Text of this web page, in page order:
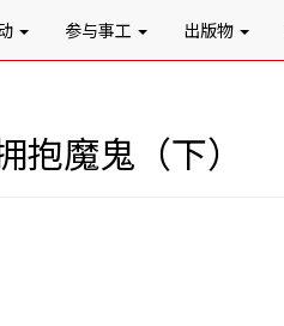
参与事工 出版物
魔鬼（下）